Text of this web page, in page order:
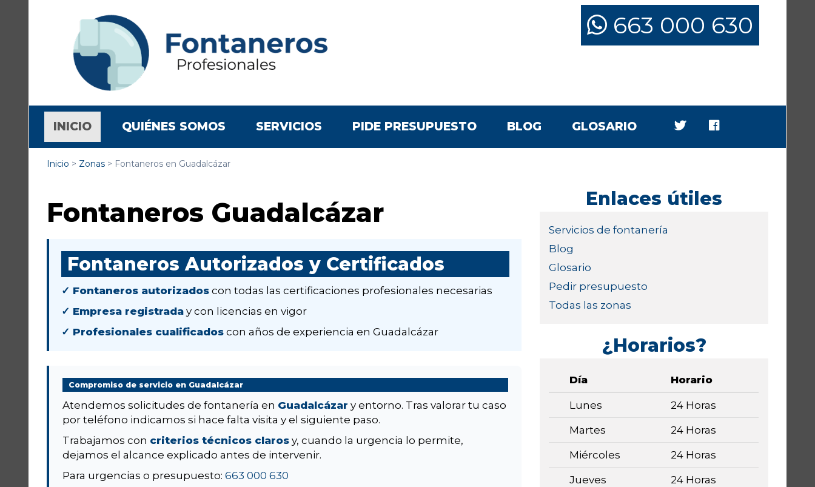
663 000 630
INICIO(CURRENT)
QUIÉNES SOMOS SERVICIOS PIDE PRESUPUESTO BLOG GLOSARIO
Inicio > Zonas > Fontaneros en Guadalcázar
Fontaneros Guadalcázar
Fontaneros Autorizados y Certificados
✓ Fontaneros autorizados con todas las certificaciones profesionales necesarias
✓ Empresa registrada y con licencias en vigor
✓ Profesionales cualificados con años de experiencia en Guadalcázar
Compromiso de servicio en Guadalcázar
Atendemos solicitudes de fontanería en Guadalcázar y entorno. Tras valorar tu caso
por teléfono indicamos si hace falta visita y el siguiente paso.
Trabajamos con criterios técnicos claros y, cuando la urgencia lo permite,
dejamos el alcance explicado antes de intervenir.
Para urgencias o presupuesto: 663 000 630
Enlaces útiles
Servicios de fontanería
Blog
Glosario
Pedir presupuesto
Todas las zonas
¿Horarios?
Día Horario
Lunes 24 Horas
Martes 24 Horas
Miércoles 24 Horas
Jueves 24 Horas